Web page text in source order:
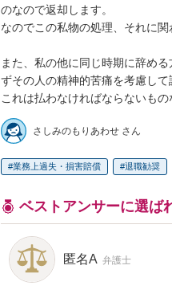
のなので返却します。
なのでこの私物の処理、それに関
また、私の他に同じ時期に辞め
ずその人の精神的苦痛を考慮して
これは払わなければならないもの
さしみのもりあわせ さん
業務上過失・損害賠償 退職勧奨
ベストアンサーに選ば
匿名A 弁護士